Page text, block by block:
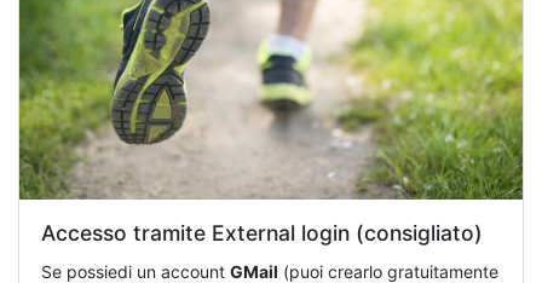
Accesso tramite External login (consigliato)
Se possiedi un account GMail (puoi crearlo gratuitamente